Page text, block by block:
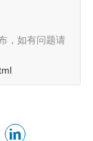
，如有问题请